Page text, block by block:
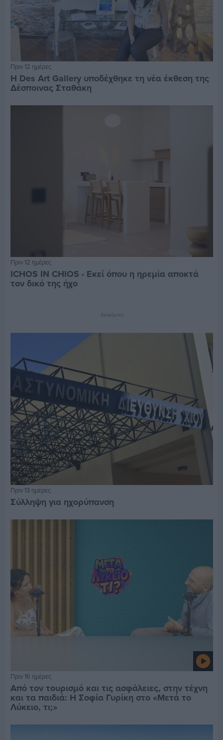
Πριν 12 ημέρες
Η Des Art Gallery υποδέχθηκε τη νέα έκθεση της
Δέσποινας Σταθάκη
Πριν 12 ημέρες
ICHOS IN CHIOS - Εκεί όπου η ηρεμία αποκτά
τον δικό της ήχο
Διαφήμιση
Πριν 13 ημέρες
Σύλληψη για ηχορύπανση
Πριν 16 ημέρες
Από τον τουρισμό και τις ασφάλειες, στην τέχνη
και τα παιδιά: Η Σοφία Γυρίκη στο «Μετά το
Λύκειο, τι;»